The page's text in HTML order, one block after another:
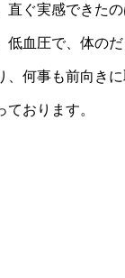
ぐ実感できた
血圧で、体の
何事も前向き
おります。